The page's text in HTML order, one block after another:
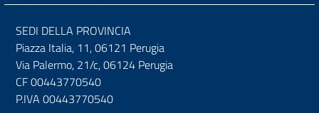
SEDI DELLA PROVINCIA
Piazza Italia, 11, 06121 Perugia
Via Palermo, 21/c, 06124 Perugia
CF 00443770540
P.IVA 00443770540